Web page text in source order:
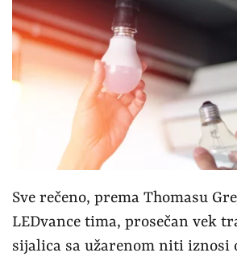
Sve rečeno, prema Thomasu
LEDvance tima, prosečan vek
sijalica sa užarenom niti iznosi